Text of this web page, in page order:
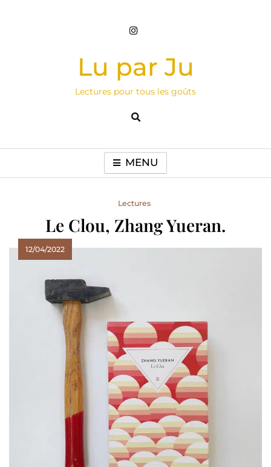
Lu par Ju
Lectures pour tous les goûts
MENU
Lectures
Le Clou, Zhang Yueran.
12/04/2022